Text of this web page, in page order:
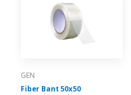
GEN
Fiber Bant 50x50